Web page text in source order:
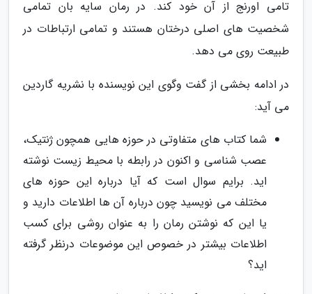
تامی اورنج از آن خود کند. در رمان سایه بان تمامی
شخصیت های اصلی درختان هستند و تمامی ارتباطات در
طبیعت روی می دهد.
در ادامه بخشی از گفت وگوی این نویسنده با نشریه گاردین
می آید:
شما کتاب های متفاوتی در حوزه هایی همچون ژنتیک،
عصب شناسی و اکنون در رابطه با محیط زیست نوشته
اید. برایم سوال است که آیا درباره این حوزه های
مختلف می نویسید چون درباره آن ها اطلاعات دارید و
یا این که نوشتن رمان را به عنوان روشی برای کسب
اطلاعات بیشتر در خصوص این موضوعات درنظر گرفته
اید؟